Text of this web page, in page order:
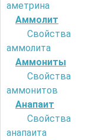
аметрина
Аммолит
Свойства
аммолита
Аммониты
Свойства
аммонитов
Анапаит
Свойства
анапаита